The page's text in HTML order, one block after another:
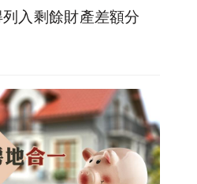
入剩餘財產差額分